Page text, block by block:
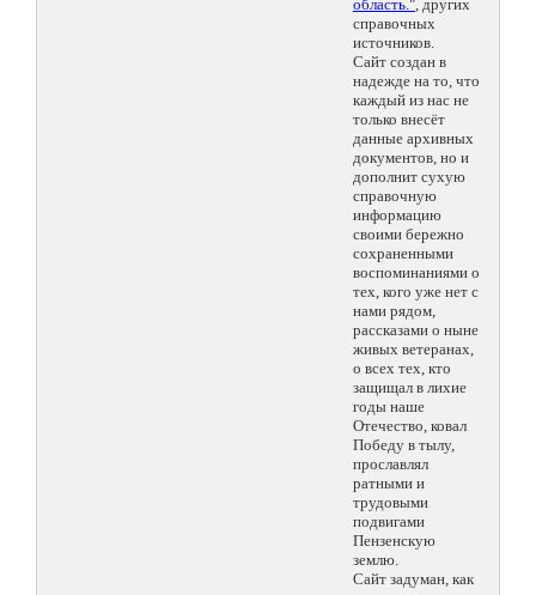
область.", других
справочных
источников.
Сайт создан в
надежде на то, что
каждый из нас не
только внесёт
данные архивных
документов, но и
дополнит сухую
справочную
информацию
своими бережно
сохраненными
воспоминаниями о
тех, кого уже нет с
нами рядом,
рассказами о ныне
живых ветеранах,
о всех тех, кто
защищал в лихие
годы наше
Отечество, ковал
Победу в тылу,
прославлял
ратными и
трудовыми
подвигами
Пензенскую
землю.
Сайт задуман, как